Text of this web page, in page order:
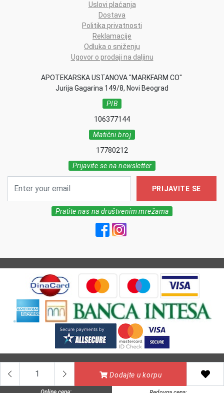
Dodajte u korpu
Uslovi plaćanja
Dostava
Politika privatnosti
Reklamacije
Odluka o sniženju
Ugovor o prodaji na daljinu
APOTEKARSKA USTANOVA "MARKFARM CO"
Jurija Gagarina 149/8, Novi Beograd
PIB
106377144
Matični broj
17780212
Prijavite se na newsletter
PRIJAVITE SE
Pratite nas na društvenim mrežama